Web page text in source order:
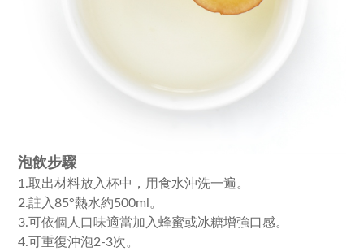
泡飲步驟
1.取出材料放入杯中，用食水沖洗一遍。
2.註入85°熱水約500ml。
3.可依個人口味適當加入蜂蜜或冰糖增強口感。
4.可重復沖泡2-3次。